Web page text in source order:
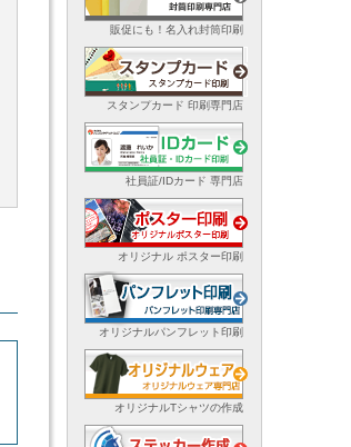
販促にも！名入れ封筒印刷
スタンプカード 印刷専門店
社員証/IDカード 専門店
オリジナル ポスター印刷
オリジナルパンフレット印刷
オリジナルTシャツの作成